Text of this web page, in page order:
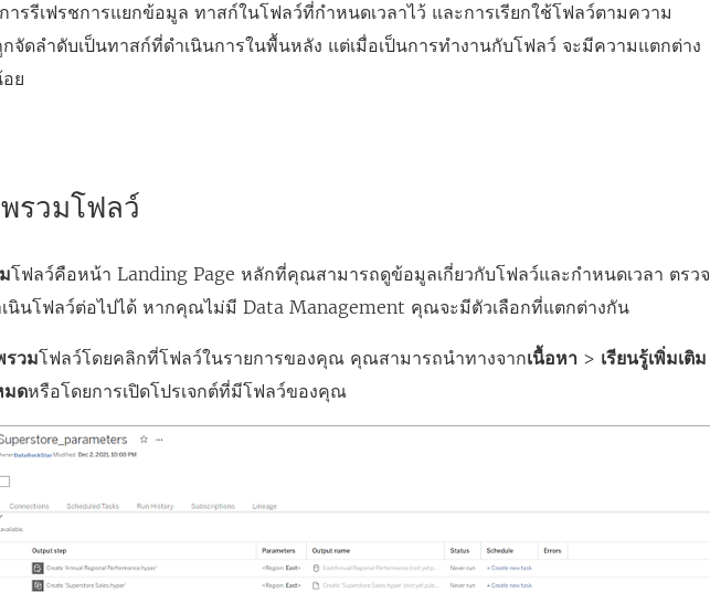
ารรีเฟรชการแยกข้อมูล ทาสก์ในโฟลว์ที่กำหนดเวลาไว้ และการเรียกใช้โฟลว์ตามความ
กจัดลำดับเป็นทาสก์ที่ดำเนินการในพื้นหลัง แต่เมื่อเป็นการทำงานกับโฟลว์ จะมีความแตกต่าง
ย
รวมโฟลว์
โฟลว์คือหน้า Landing Page หลักที่คุณสามารถดูข้อมูลเกี่ยวกับโฟลว์และกำหนดเวลา ตรวจ
นินโฟลว์ต่อไปได้ หากคุณไม่มีData Management คุณจะมีตัวเลือกที่แตกต่างกัน
รวมโฟลว์โดยคลิกที่โฟลว์ในรายการของคุณ คุณสามารถนำทางจากเนื้อหา > เรียนรู้เพิ่มเติม
มดหรือโดยการเปิดโปรเจกต์ที่มีโฟลว์ของคุณ